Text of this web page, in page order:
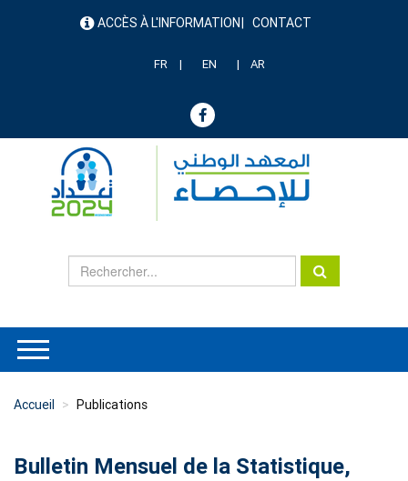
menu ACCÈS À L'INFORMATION CONTACT
FR EN AR
Accueil Publications
Bulletin Mensuel de la Statistique,